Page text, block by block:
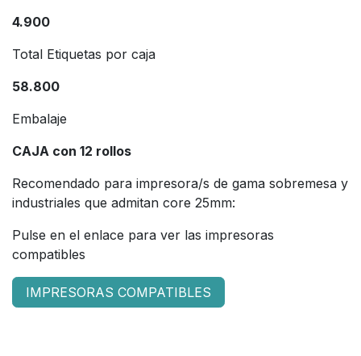
4.900
Total Etiquetas por caja
58.800
Embalaje
CAJA con 12 rollos
Recomendado para impresora/s de gama sobremesa y
industriales que admitan core 25mm:
Pulse en el enlace para ver las impresoras
compatibles
IMPRESORAS COMPATIBLES